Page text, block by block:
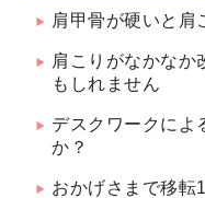
肩甲骨が硬いと肩
肩こりがなかなか
もしれません
デスクワークによ
か？
おかげさまで移転